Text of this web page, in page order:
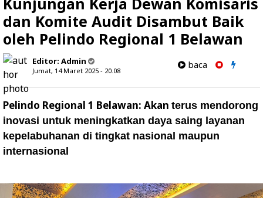
dan Komite Audit Disambut Baik
oleh Pelindo Regional 1 Belawan
Editor: Admin
Jumat, 14 Maret 2025 - 20.08
baca
Pelindo Regional 1 Belawan: Akan terus mendorong
inovasi untuk meningkatkan daya saing layanan
kepelabuhanan di tingkat nasional maupun
internasional